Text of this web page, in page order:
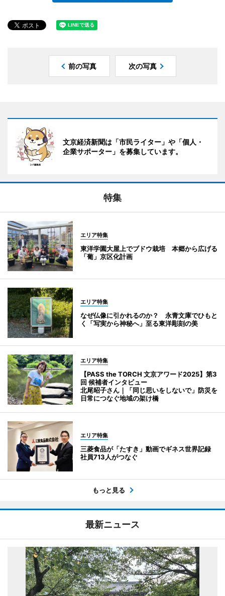
前の写真 次の写真
文京経済新聞は「市民ライター」や「個人・
企業サポーター」を募集しています。
特集
エリア特集
東洋学園大屋上でブドウ栽培 本郷から広げる
「葡」京区化計画
エリア特集
なぜ仏像に引かれるのか？ 永青文庫でひもと
く「写実から神秘へ」至る東洋彫刻の美
エリア特集
【PASS the TORCH 文京アワード2025】第3
回 候補者インタビュー
北尾昭子さん｜「同じ思いをしないで」防災を
日常につなぐ地域の架け橋
エリア特集
三菱食品が「たすき」動画でギネス世界記録
社員713人がつなぐ
もっと見る
最新ニュース